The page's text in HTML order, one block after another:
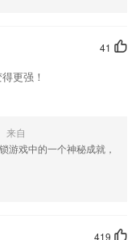
亚马逊go
电梯从业人员操作证进行
41
更强！
来自
游戏中的一个神秘成就，
419